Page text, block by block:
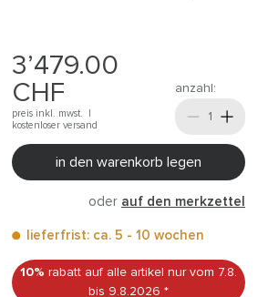
3’479.00
CHF
preis inkl. mwst. |
kostenloser versand
anzahl:
in den warenkorb legen
oder auf den merkzettel
lieferfrist: ca. 5 - 10 wochen
10% rabatt auf alle artikel nur vom 7.8.
bis 9.8.2026 *